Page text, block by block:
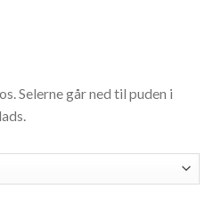
Selerne går ned til puden i